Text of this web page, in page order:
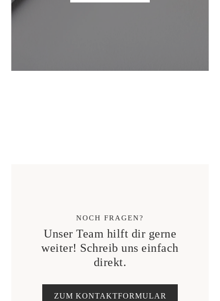
NOCH FRAGEN?
Unser Team hilft dir gerne
weiter! Schreib uns einfach
direkt.
ZUM KONTAKTFORMULAR